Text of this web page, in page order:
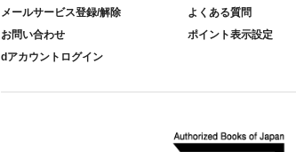
メールサービス登録/解除
よくある質問
お問い合わせ
ポイント表示設定
dアカウントログイン